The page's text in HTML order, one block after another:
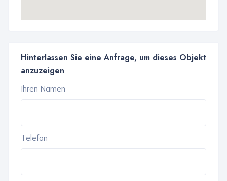
Hinterlassen Sie eine Anfrage, um dieses Objekt
anzuzeigen
Ihren Namen
Telefon